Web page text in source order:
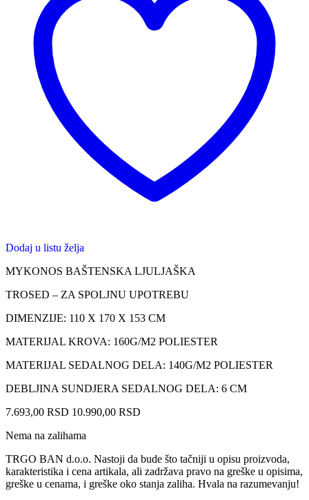
Dodaj u listu želja
MYKONOS BAŠTENSKA LJULJAŠKA
TROSED – ZA SPOLJNU UPOTREBU
DIMENZIJE: 110 X 170 X 153 CM
MATERIJAL KROVA: 160G/M2 POLIESTER
MATERIJAL SEDALNOG DELA: 140G/M2 POLIESTER
DEBLJINA SUNDJERA SEDALNOG DELA: 6 CM
7.693,00 RSD 10.990,00 RSD
Nema na zalihama
TRGO BAN d.o.o. Nastoji da bude što tačniji u opisu proizvoda,
karakteristika i cena artikala, ali zadržava pravo na greške u opisima,
greške u cenama, i greške oko stanja zaliha. Hvala na razumevanju!